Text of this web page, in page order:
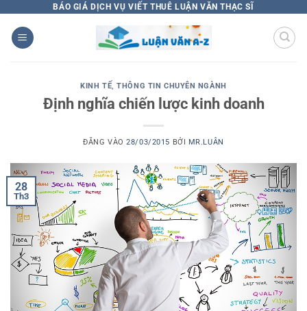
qua
nội
BÁO GIÁ DỊCH VỤ VIẾT THUÊ LUẬN VĂN THẠC SĨ
KINH TẾ,THÔNG TIN CHUYÊN NGÀNH
Định nghĩa chiến lược kinh doanh
ĐĂNG VÀO28/03/2015 BỞI MR.LUÂN
28
Th3